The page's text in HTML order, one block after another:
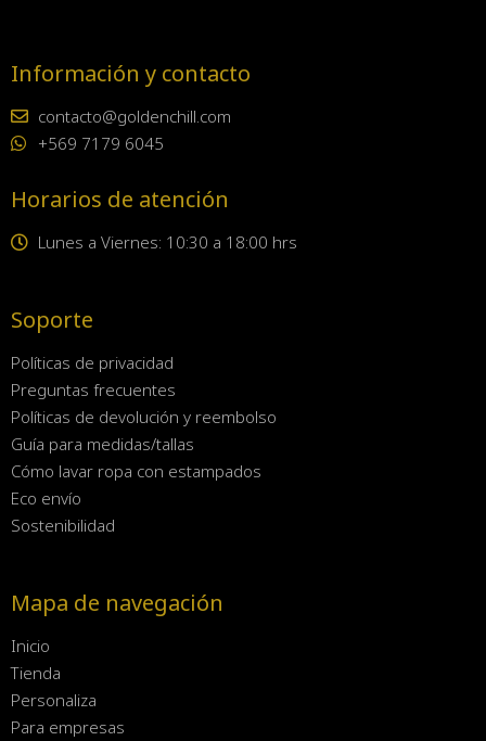
Información y contacto
contacto@goldenchill.com
+569 7179 6045
Horarios de atención
Lunes a Viernes: 10:30 a 18:00 hrs
Soporte
Políticas de privacidad
Preguntas frecuentes
Políticas de devolución y reembolso
Guía para medidas/tallas
Cómo lavar ropa con estampados
Eco envío
Sostenibilidad
Mapa de navegación
Inicio
Tienda
Personaliza
Para empresas